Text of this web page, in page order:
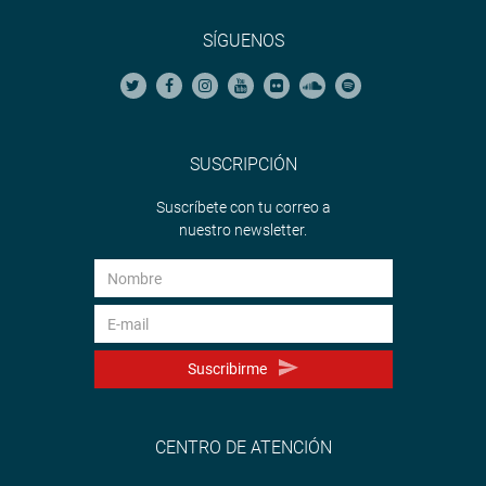
SÍGUENOS
SUSCRIPCIÓN
Suscríbete con tu correo a
nuestro newsletter.
Suscribirme
CENTRO DE ATENCIÓN